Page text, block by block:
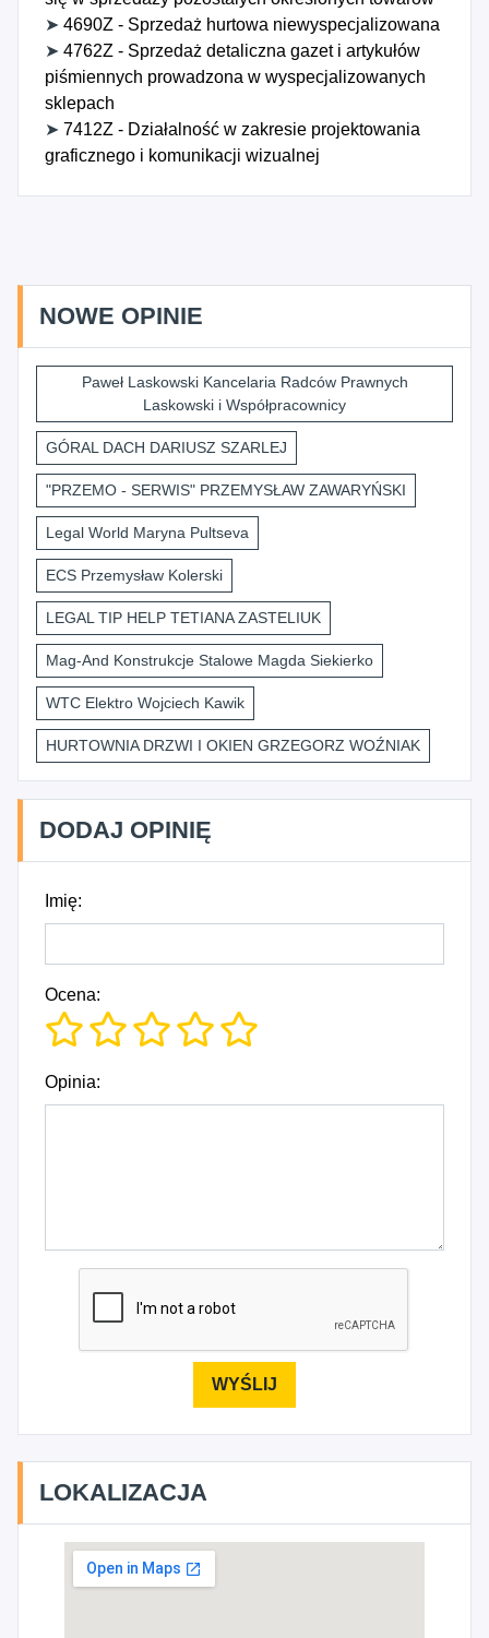
➤ 4690Z - Sprzedaż hurtowa niewyspecjalizowana
➤ 4762Z - Sprzedaż detaliczna gazet i artykułów
piśmiennych prowadzona w wyspecjalizowanych
sklepach
➤ 7412Z - Działalność w zakresie projektowania
graficznego i komunikacji wizualnej
NOWE OPINIE
Paweł Laskowski Kancelaria Radców Prawnych
Laskowski i Współpracownicy
GÓRAL DACH DARIUSZ SZARLEJ
"PRZEMO - SERWIS" PRZEMYSŁAW ZAWARYŃSKI
Legal World Maryna Pultseva
ECS Przemysław Kolerski
LEGAL TIP HELP TETIANA ZASTELIUK
Mag-And Konstrukcje Stalowe Magda Siekierko
WTC Elektro Wojciech Kawik
HURTOWNIA DRZWI I OKIEN GRZEGORZ WOŹNIAK
DODAJ OPINIĘ
Imię:
Ocena:
Opinia:
LOKALIZACJA